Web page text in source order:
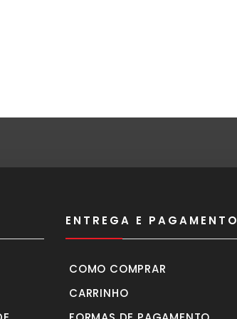
ENTREGA E PAGAMENTO
COMO COMPRAR
CARRINHO